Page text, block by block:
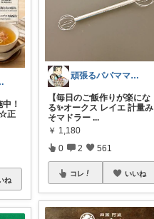
！
正
ね
頑張るパパママ応援隊@育児・子供用品紹介
【毎日のご飯作りが楽にな
る✨オークス レイエ 計量み
そマドラー ...
￥ 1,180
0 2 561
コレ いいね